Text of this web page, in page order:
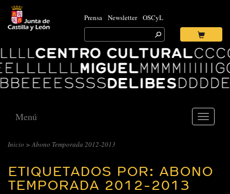
Prensa Newsletter OSCyL
Search
for:
Ok
Centro
Cultural
Miguel
Delibes
Toggle
Menú
Inicio >Abono Temporada 2012-2013
ETIQUETADOS POR: ABONO
TEMPORADA 2012-2013